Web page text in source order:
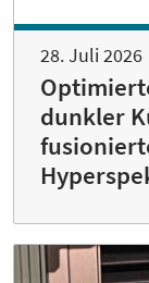
28. Juli 2026
dunkler